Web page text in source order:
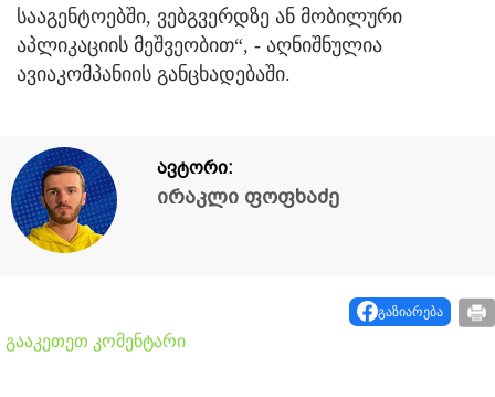
სააგენტოებში, ვებგვერდზე ან მობილური
აპლიკაციის მეშვეობით“, - აღნიშნულია
ავიაკომპანიის განცხადებაში.
ავტორი:
ირაკლი ფოფხაძე
გაზიარება
გააკეთეთ კომენტარი